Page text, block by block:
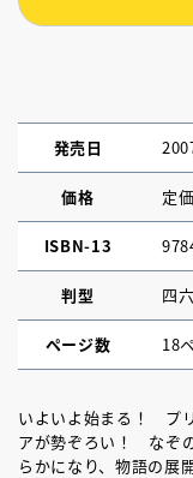
発売日
価格 定
ISBN-13
判型 四
ページ数 18
いよいよ始まる！ プ
アが勢ぞろい！ なぞ
らかになり、物語の展